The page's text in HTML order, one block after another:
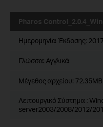
Pharos
Ημερομηνία Έκδοσης:
Γλώσσα: Αγγλικά
Μέγεθος αρχείου: 72.35MB
Λειτουργικό Σύστημα :
server2003/2008/2012/